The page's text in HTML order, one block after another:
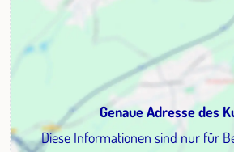
Genaue Adresse des
Diese Informationen sind nur für